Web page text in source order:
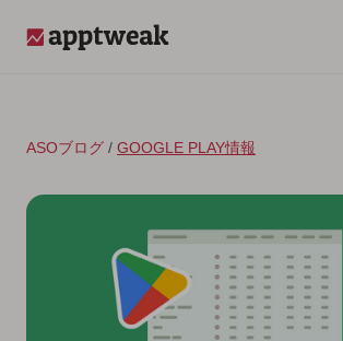
ASOブログ / GOOGLE PLAY情報